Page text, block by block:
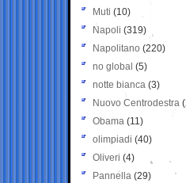
Muti (10)
Napoli (319)
Napolitano (220)
no global (5)
notte bianca (3)
Nuovo Centrodestra
Obama (11)
olimpiadi (40)
Oliveri (4)
Pannella (29)